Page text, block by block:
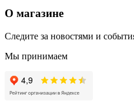
О магазине
Следите за новостями и
Мы принимаем